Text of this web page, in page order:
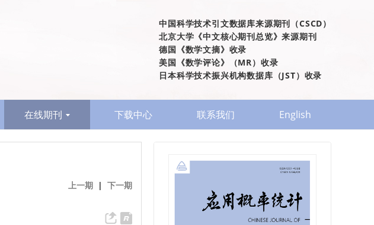
中国科学技术引文数据库来源期刊（CSCD）
北京大学《中文核心期刊总览》来源期刊
德国《数学文摘》收录
美国《数学评论》（MR）收录
日本科学技术振兴机构数据库（JST）收录
在线期刊 下载中心 联系我们 English
上一期 | 下一期